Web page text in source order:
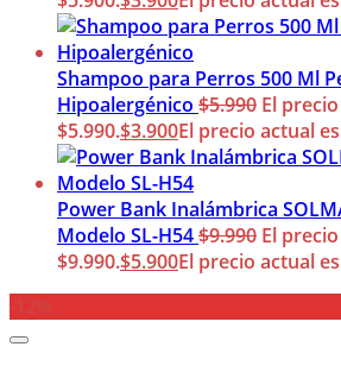
Shampoo para Perros 500 Ml
Hipoalergénico $5.990 El
$5.990.$3.900El precio actual
Power Bank Inalámbrica
Modelo SL-H54$9.990 El
$9.990.$5.900El precio actual